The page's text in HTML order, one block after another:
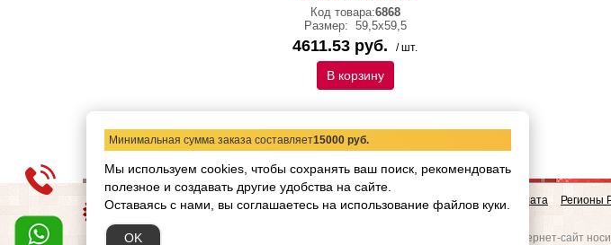
Код товара:6868
Размер: 59,5х59,5
4611.53 руб. / шт.
В корзину
О компании Статьи Новинки Доставка и Оплата Регионы
Обращаем ваше внимание на то, что данный интернет-сайт
Минимальная сумма заказа составляет15000 руб.
Мы используем cookies, чтобы сохранять ваш поиск, рекомендовать
полезное и создавать другие удобства на сайте.
Оставаясь с нами, вы соглашаетесь на использование файлов куки.
OK